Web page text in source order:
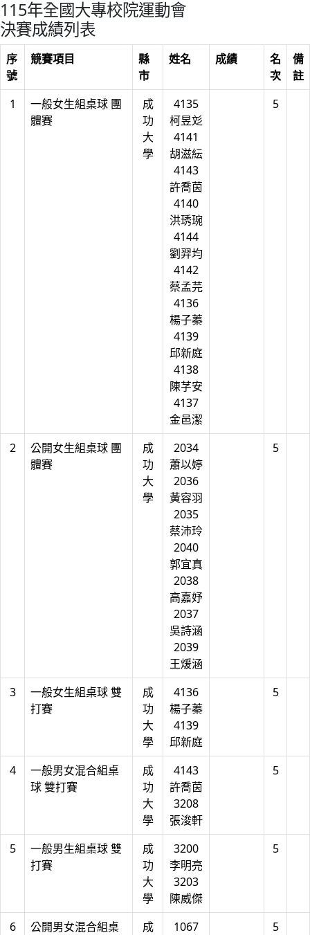
115年全國大專校院運動會
決賽成績列表
序
號
競賽項目
縣
市
姓名 成績
名
次
備
註
1
一般女生組桌球 團
體賽
成
功
大
學
4135
柯昱彣
4141
胡滋紜
4143
許喬茵
4140
洪琇琬
4144
劉羿均
4142
蔡孟芫
4136
楊子蓁
4139
邱新庭
4138
陳芓安
4137
金邑潔
5
2
公開女生組桌球 團
體賽
成
功
大
學
2034
蕭以婷
2036
黃容羽
2035
蔡沛玲
2040
郭宜真
2038
高嘉妤
2037
吳詩涵
2039
王煖涵
5
3
一般女生組桌球 雙
打賽
成
功
大
學
4136
楊子蓁
4139
邱新庭
5
4
一般男女混合組桌
球 雙打賽
成
功
大
學
4143
許喬茵
3208
張浚軒
5
5
一般男生組桌球 雙
打賽
成
功
大
學
3200
李明亮
3203
陳威傑
5
6
公開男女混合組桌
成
1067
5